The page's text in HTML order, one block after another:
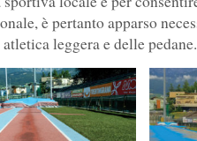
è pertanto apparso
leggera e delle pedane.